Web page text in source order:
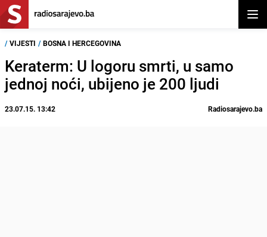
/ VIJESTI / BOSNA I HERCEGOVINA
Keraterm: U logoru smrti, u samo
jednoj noći, ubijeno je 200 ljudi
23.07.15. 13:42 Radiosarajevo.ba